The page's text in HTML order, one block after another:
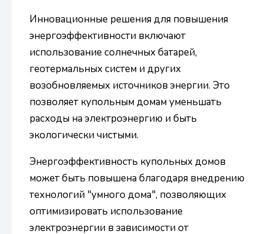
Инновационные решения для повышения
энергоэффективности включают
использование солнечных батарей,
геотермальных систем и других
возобновляемых источников энергии. Это
позволяет купольным домам уменьшать
расходы на электроэнергию и быть
экологически чистыми.
Энергоэффективность купольных домов
может быть повышена благодаря внедрению
технологий "умного дома", позволяющих
оптимизировать использование
электроэнергии в зависимости от